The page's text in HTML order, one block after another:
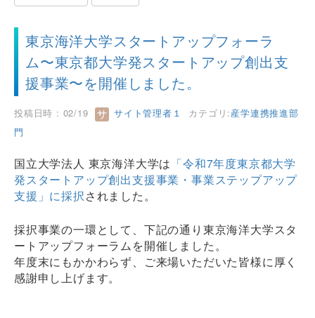
東京海洋大学スタートアップフォーラ
ム〜東京都大学発スタートアップ創出支
援事業〜を開催しました。
投稿日時 : 02/19 サイト管理者１ カテゴリ:産学連携推進部
門
国立大学法人 東京海洋大学は 「令和7年度東京都大学
発スタートアップ創出支援事業・事業ステップアップ
支援」に採択されました。
採択事業の一環として、下記の通り東京海洋大学スタ
ートアップフォーラムを開催しました。
年度末にもかかわらず、ご来場いただいた皆様に厚く
感謝申し上げます。